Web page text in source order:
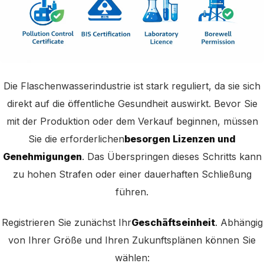
Die Flaschenwasserindustrie ist stark reguliert, da sie sich
direkt auf die öffentliche Gesundheit auswirkt. Bevor Sie
mit der Produktion oder dem Verkauf beginnen, müssen
Sie die erforderlichenbesorgen Lizenzen und
Genehmigungen. Das Überspringen dieses Schritts kann
zu hohen Strafen oder einer dauerhaften Schließung
führen.
Registrieren Sie zunächst IhrGeschäftseinheit. Abhängig
von Ihrer Größe und Ihren Zukunftsplänen können Sie
wählen: